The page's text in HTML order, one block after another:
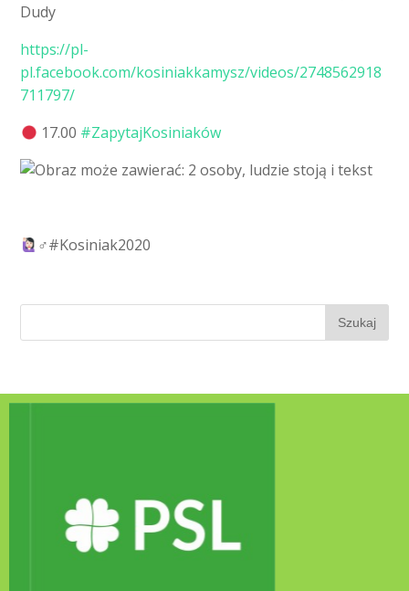
Dudy
https://pl-
pl.facebook.com/kosiniakkamysz/videos/2748562918
711797/
17.00 #ZapytajKosiniaków
‍♂️#Kosiniak2020